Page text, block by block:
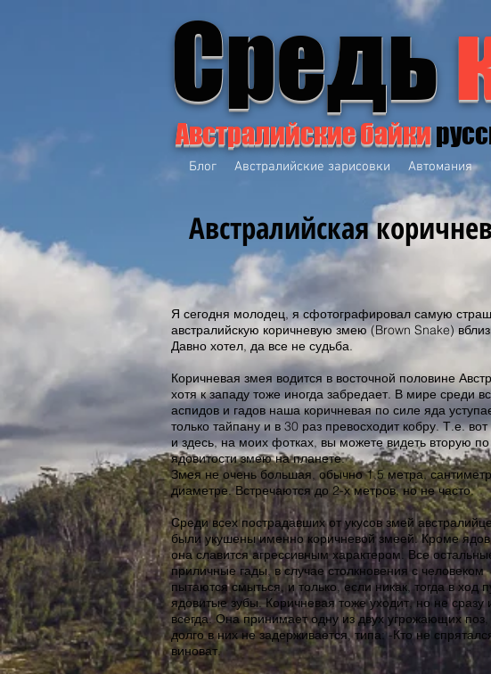
Средь
Австралийские байки
Блог Австралийские зарисовки Автомания
Австралийская
Я сегодня молодец, я сфотографировал самую
австралийскую коричневую змею (Brown Snake)
Давно хотел, да все не судьба.
Коричневая змея водится в восточной половине
хотя к западу тоже иногда забредает. В мире среди
аспидов и гадов наша коричневая по силе яда
только тайпану и в 30 раз превосходит кобру. Т.е. вот
и здесь, на моих фотках, вы можете видеть вторую по
ядовитости змею на планете.
Змея не очень большая, обычно 1,5 метра,
диаметре. Встречаются до 2-х метров, но не часто.
Среди всех пострадавших от укусов змей
были укушены именно коричневой змеей. Кроме
она славится агрессивным характером. Все
приличные гады, в случае столкновения с человеком
пытаются смыться, и только, если никак, тогда в ход
ядовитые зубы. Коричневая тоже уходит, но не сразу
всегда. Она принимает одну из двух угрожающих
долго в них не задерживается, типа: -Кто не
виноват.